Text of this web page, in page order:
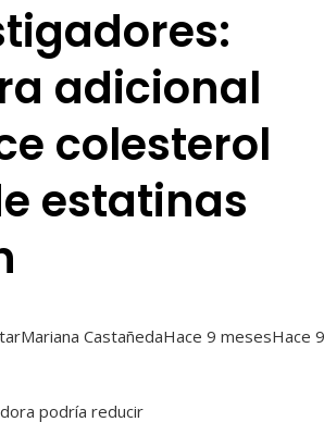
adicional
colesterol
estatinas
Mariana CastañedaHace 9 mesesHace 9